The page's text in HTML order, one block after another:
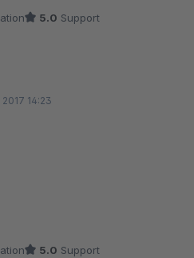
5.0 Support
14:23
5.0 Support